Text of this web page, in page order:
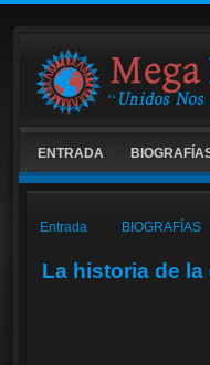
ENTRADA
Entrada BIOGRAFÍAS
La historia de